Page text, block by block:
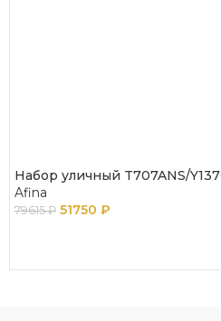
Набор уличный T707ANS/
Afina
79615₽ 51750 ₽